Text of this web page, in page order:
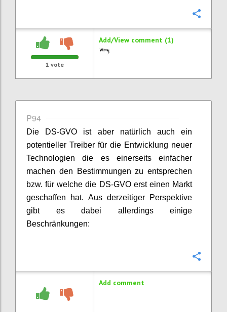
1 vote
Add/View comment (1)
P94
Die DS-GVO ist aber natürlich auch ein
potentieller Treiber für die Entwicklung neuer
Technologien die es einerseits einfacher
machen den Bestimmungen zu entsprechen
bzw. für welche die DS-GVO erst einen Markt
geschaffen hat. Aus derzeitiger Perspektive
gibt es dabei allerdings einige
Beschränkungen:
Add comment